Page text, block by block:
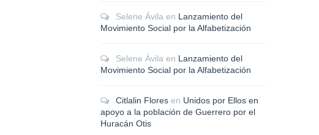
Selene Ávila en Lanzamiento del
Movimiento Social por la Alfabetización
Selene Ávila en Lanzamiento del
Movimiento Social por la Alfabetización
Citlalin Flores en Unidos por Ellos en
apoyo a la población de Guerrero por el
Huracán Otis